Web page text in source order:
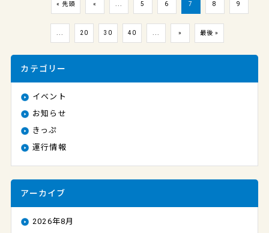
« 先頭 « 5 6 7 8 9
20 30 40 » 最後 »
カテゴリー
イベント
お知らせ
きっぷ
運行情報
アーカイブ
2026年8月